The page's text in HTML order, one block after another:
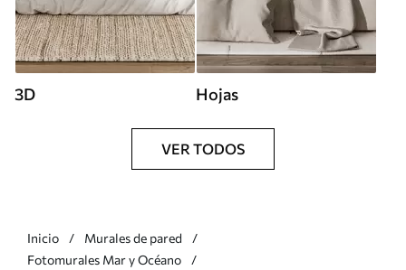
3D Hojas
VER TODOS
Inicio
Murales de pared
Fotomurales Mar y Océano